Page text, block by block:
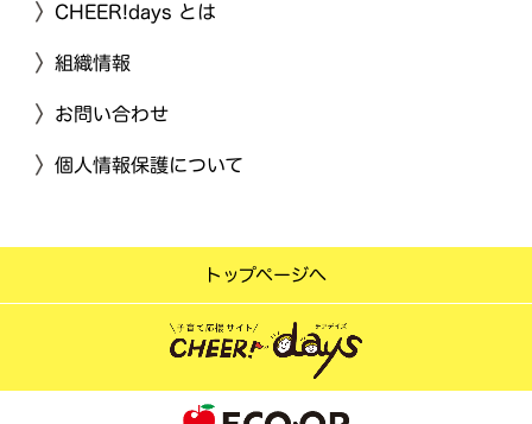
CHEER!days とは
組織情報
お問い合わせ
個人情報保護について
トップページへ